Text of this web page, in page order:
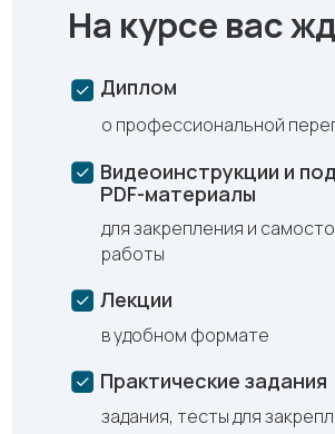
На курсе вас
Лекции
Практические задания
Видеоинструкции и
PDF-материалы
Диплом
для закрепления и
работы
в удобном формате
задания, тесты для
о профессиональной